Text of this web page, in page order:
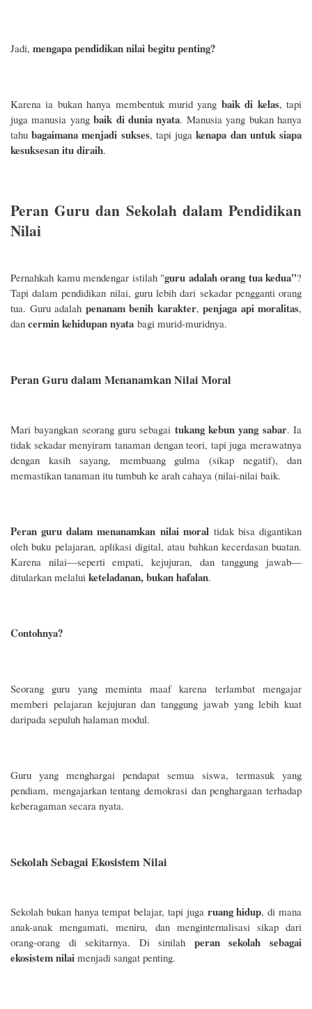
Jadi, mengapa pendidikan nilai begitu penting?
Karena ia bukan hanya membentuk murid yang baik di kelas, tapi
juga manusia yangbaik di dunia nyata. Manusia yang bukan hanya
tahubagaimana menjadi sukses, tapi jugakenapa dan untuk siapa
kesuksesan itu diraih.
Peran Guru dan Sekolah dalam Pendidikan
Nilai
Pernahkah kamu mendengar istilah "guru adalah orang tua kedua"?
Tapi dalam pendidikan nilai, guru lebih dari sekadar pengganti orang
tua. Guru adalah penanam benih karakter, penjaga api moralitas,
dan cermin kehidupan nyata bagi murid-muridnya.
Peran Guru dalam Menanamkan Nilai Moral
Mari bayangkan seorang guru sebagai tukang kebun yang sabar. Ia
tidak sekadar menyiram tanaman dengan teori, tapi juga merawatnya
dengan kasih sayang, membuang gulma (sikap negatif), dan
memastikan tanaman itu tumbuh ke arah cahaya (nilai-nilai baik.
Peran guru dalam menanamkan nilai moraltidak bisa digantikan
oleh buku pelajaran, aplikasi digital, atau bahkan kecerdasan buatan.
Karena nilai—seperti empati, kejujuran, dan tanggung jawab—
ditularkan melalui keteladanan, bukan hafalan.
Contohnya?
Seorang guru yang meminta maaf karena terlambat mengajar
memberi pelajaran kejujuran dan tanggung jawab yang lebih kuat
daripada sepuluh halaman modul.
Guru yang menghargai pendapat semua siswa, termasuk yang
pendiam, mengajarkan tentang demokrasi dan penghargaan terhadap
keberagaman secara nyata.
Sekolah Sebagai Ekosistem Nilai
Sekolah bukan hanya tempat belajar, tapi juga ruang hidup, di mana
anak-anak mengamati, meniru, dan menginternalisasi sikap dari
orang-orang di sekitarnya. Di sinilah peran sekolah sebagai
ekosistem nilai menjadi sangat penting.